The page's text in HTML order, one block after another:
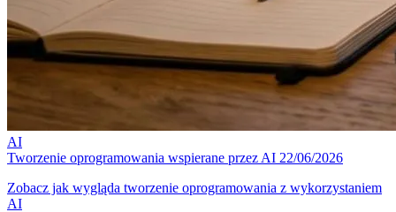
AI
Tworzenie oprogramowania wspierane przez AI 22/06/2026
Zobacz jak wygląda tworzenie oprogramowania z wykorzystaniem
AI